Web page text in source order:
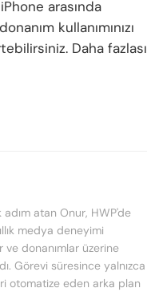
arasında
kullanımınızı
Daha fazlası
atan Onur, HWP'de
medya deneyimi
ve donanımlar üzerine
Görevi süresince yalnızca
otomatize eden arka plan